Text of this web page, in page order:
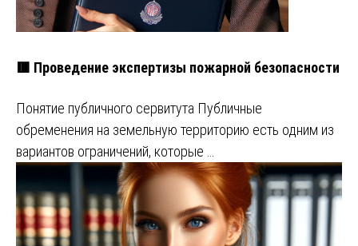
🟥 Проведение экспертизы пожарной безопасности
Понятие публичного сервитута Публичные
обременения на земельную территорию есть одним из
вариантов ограничений, которые …